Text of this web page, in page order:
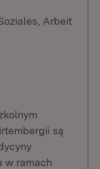
Arbeit
są
w ramach